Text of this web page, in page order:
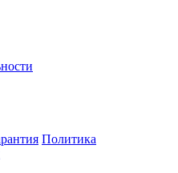
Политика